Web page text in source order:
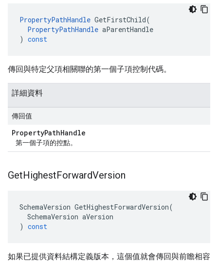
PropertyPathHandle GetFirstChild(
PropertyPathHandle aParentHandle
) const
傳回與特定父項相關聯的第一個子項控制代碼。
詳細資料
傳回值
PropertyPathHandle
第一個子項的控點。
GetHighestForwardVersion
SchemaVersion GetHighestForwardVersion(
SchemaVersion aVersion
) const
如果已提供資料結構定義版本，這個值就會傳回與前瞻相容